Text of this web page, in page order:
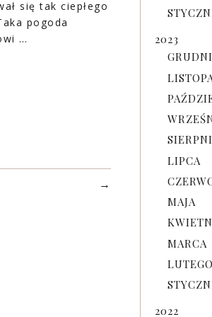
się tak ciepłego
pogoda
…
→
2023
LIPCA
MAJA
MARCA
LUTEGO
2022